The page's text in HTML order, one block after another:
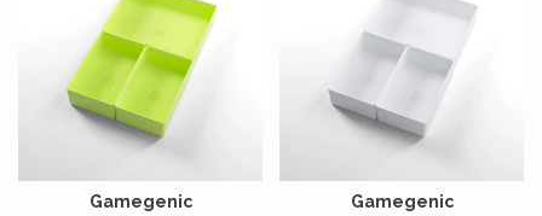
Gamegenic Gamegenic